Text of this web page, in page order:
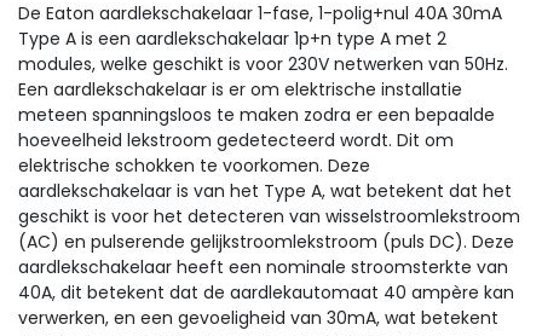
De Eaton aardlekschakelaar 1-fase, 1-polig+nul 40A 30mA
Type A is een aardlekschakelaar 1p+n type A met 2
modules, welke geschikt is voor 230V netwerken van 50Hz.
Een aardlekschakelaar is er om elektrische installatie
meteen spanningsloos te maken zodra er een bepaalde
hoeveelheid lekstroom gedetecteerd wordt. Dit om
elektrische schokken te voorkomen. Deze
aardlekschakelaar is van het Type A, wat betekent dat het
geschikt is voor het detecteren van wisselstroomlekstroom
(AC) en pulserende gelijkstroomlekstroom (puls DC). Deze
aardlekschakelaar heeft een nominale stroomsterkte van
40A, dit betekent dat de aardlekautomaat 40 ampère kan
verwerken, en een gevoeligheid van 30mA, wat betekent